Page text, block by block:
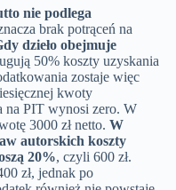
nie podlega
brak potrąceń na
dzieło obejmuje
50% koszty uzyskania
zostaje więc
kwoty
na PIT wynosi zero. W
3000 zł netto. W
autorskich koszty
20%, czyli 600 zł.
zł, jednak po